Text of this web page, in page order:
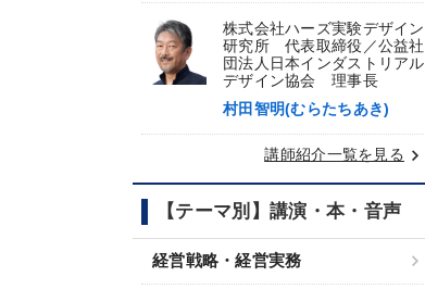
株式会社ハーズ実験デザイン
研究所 代表取締役／公益社
団法人日本インダストリアル
デザイン協会 理事長
村田智明(むらたちあき)
講師紹介一覧を見る keyboard_arrow_right
【テーマ別】講演・本・音声
経営戦略・経営実務